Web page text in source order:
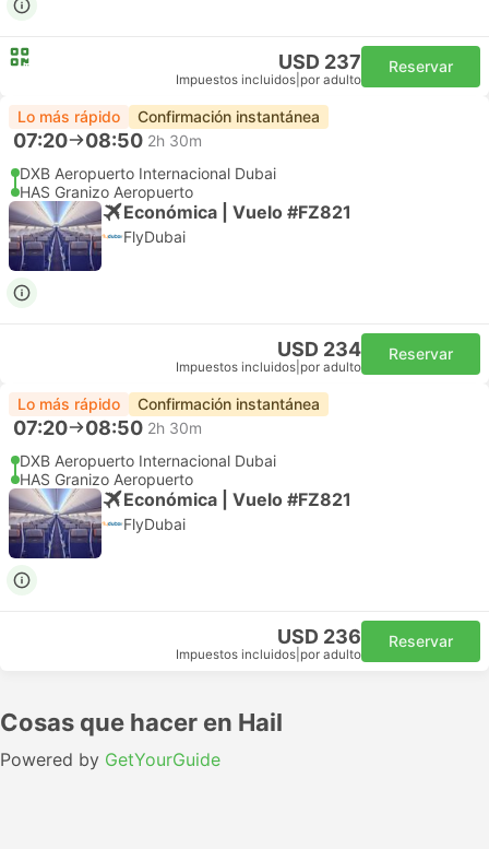
USD 237
Impuestos incluidos por adulto
Reservar
Lo más rápido Confirmación instantánea
07:20 08:50 2h 30m
DXB Aeropuerto Internacional Dubai
HAS Granizo Aeropuerto
Económica | Vuelo #FZ821
FlyDubai
USD 234
Impuestos incluidos por adulto
Reservar
Lo más rápido Confirmación instantánea
07:20 08:50 2h 30m
DXB Aeropuerto Internacional Dubai
HAS Granizo Aeropuerto
Económica | Vuelo #FZ821
FlyDubai
USD 236
Impuestos incluidos por adulto
Reservar
Cosas que hacer en Hail
Powered by GetYourGuide